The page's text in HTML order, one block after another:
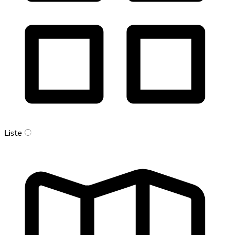
Liste